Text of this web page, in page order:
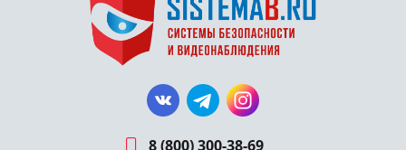
8 (800) 300-38-69